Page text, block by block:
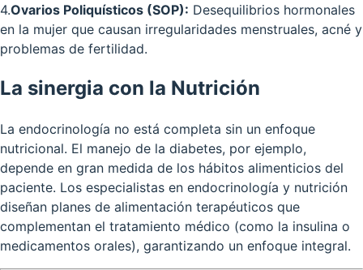
4.Ovarios Poliquísticos (SOP): Desequilibrios hormonales
en la mujer que causan irregularidades menstruales, acné y
problemas de fertilidad.
La sinergia con la Nutrición
La endocrinología no está completa sin un enfoque
nutricional. El manejo de la diabetes, por ejemplo,
depende en gran medida de los hábitos alimenticios del
paciente. Los especialistas en endocrinología y nutrición
diseñan planes de alimentación terapéuticos que
complementan el tratamiento médico (como la insulina o
medicamentos orales), garantizando un enfoque integral.